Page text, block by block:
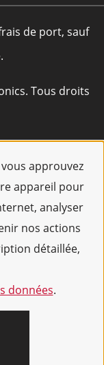
approuvez
appareil pour
analyser
nos actions
détaillée,
données.
de port, sauf
Tous droits